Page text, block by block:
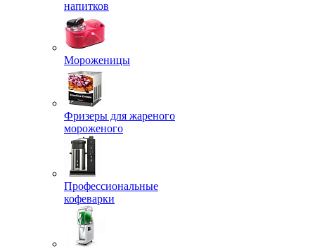
напитков
Мороженицы
Фризеры для жареного
мороженого
Профессиональные
кофеварки